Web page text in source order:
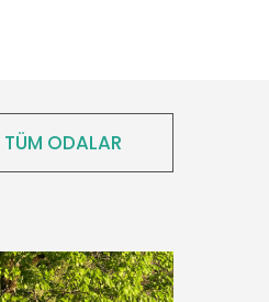
TÜM ODALAR